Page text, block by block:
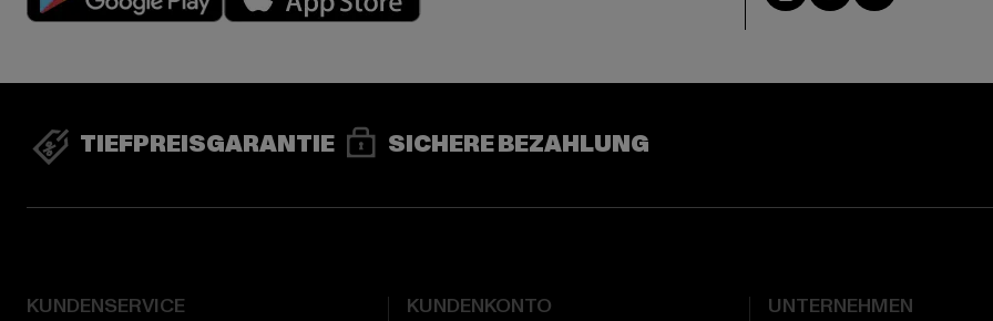
TIEFPREISGARANTIE SICHERE BEZAHLUNG
KUNDENSERVICE KUNDENKONTO UNTERNEHMEN